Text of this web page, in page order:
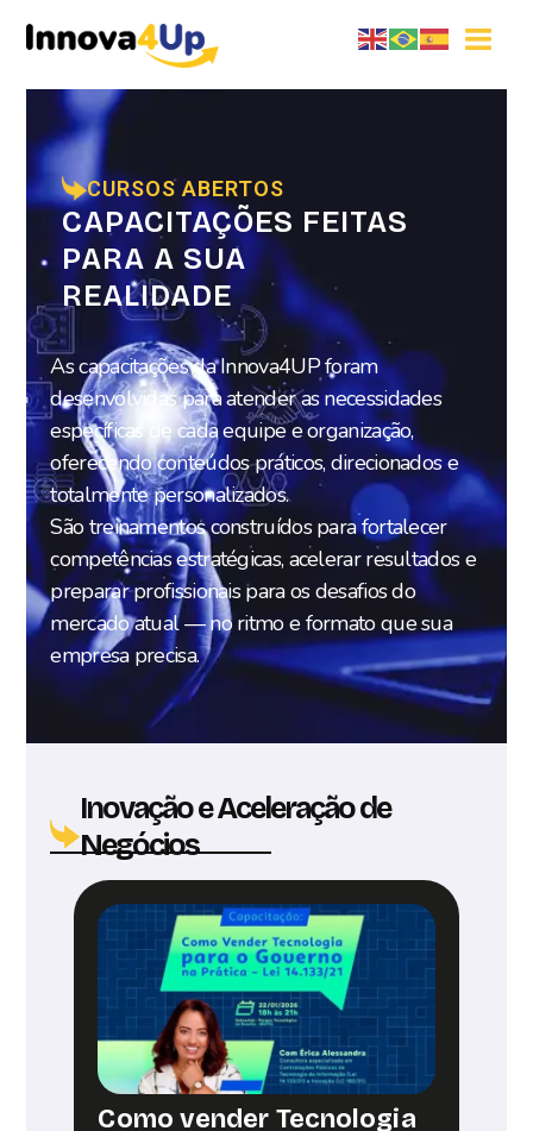
CURSOS ABERTOS
CAPACITAÇÕES FEITAS
PARA A SUA
REALIDADE
As capacitações da Innova4UP foram
desenvolvidas para atender as necessidades
específicas de cada equipe e organização,
oferecendo conteúdos práticos, direcionados e
totalmente personalizados.
São treinamentos construídos para fortalecer
competências estratégicas, acelerar resultados e
preparar profissionais para os desafios do
mercado atual — no ritmo e formato que sua
empresa precisa.
Inovação e Aceleração de
Negócios
Como vender Tecnologia